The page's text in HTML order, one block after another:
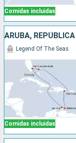
Comidas incluidas
Comidas incluidas
Legend Of The Seas